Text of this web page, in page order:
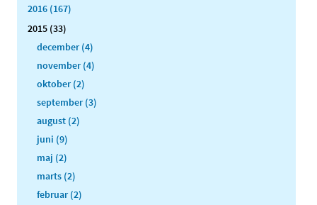
2016 (167)
2015 (33)
december (4)
november (4)
oktober (2)
september (3)
august (2)
juni (9)
maj (2)
marts (2)
februar (2)